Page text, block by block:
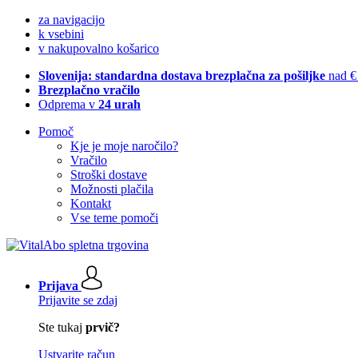
za navigacijo
k vsebini
v nakupovalno košarico
Slovenija: standardna dostava brezplačna za pošiljke nad
Brezplačno vračilo
Odprema v 24 urah
Pomoč
Kje je moje naročilo?
Vračilo
Stroški dostave
Možnosti plačila
Kontakt
Vse teme pomoči
Prijava
Prijavite se zdaj
Ste tukaj prvič?
Ustvarite račun